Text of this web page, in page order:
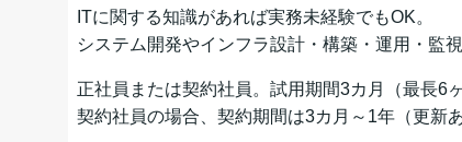
ITに関する知識があれば実務未経験でもOK。
システム開発やインフラ設計・構築・運用・監
正社員または契約社員。試用期間3カ月（最長6ヶ
契約社員の場合、契約期間は3カ月～1年（更新あ